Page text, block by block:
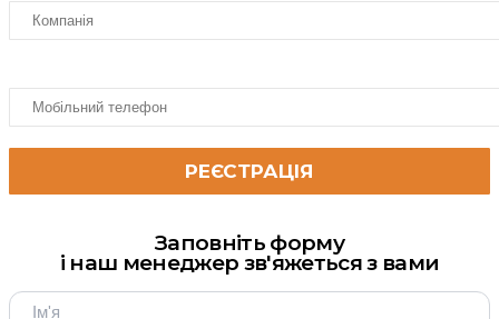
Заповніть форму
і наш менеджер зв'яжеться з вами